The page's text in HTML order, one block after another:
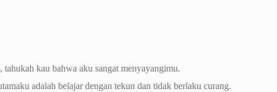
kau bahwa aku sangat menyayangimu.
adalah belajar dengan tekun dan tidak berlaku curang.